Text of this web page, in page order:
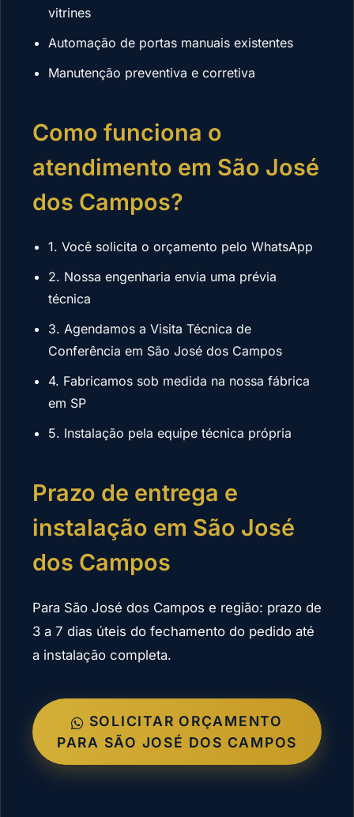
vitrines
Automação de portas manuais existentes
Manutenção preventiva e corretiva
Como funciona o
atendimento em São José
dos Campos?
1. Você solicita o orçamento pelo WhatsApp
2. Nossa engenharia envia uma prévia
técnica
3. Agendamos a Visita Técnica de
Conferência em São José dos Campos
4. Fabricamos sob medida na nossa fábrica
em SP
5. Instalação pela equipe técnica própria
Prazo de entrega e
instalação em São José
dos Campos
Para São José dos Campos e região: prazo de
3 a 7 dias úteis do fechamento do pedido até
a instalação completa.
SOLICITAR ORÇAMENTO
PARA SÃO JOSÉ DOS CAMPOS